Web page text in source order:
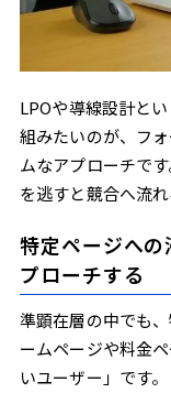
LPOや導線設計と
組みたいのが、フ
ムなアプローチで
を逃すと競合へ流
特定ページへ
プローチする
準顕在層の中でも
ームページや料金
いユーザー」です。